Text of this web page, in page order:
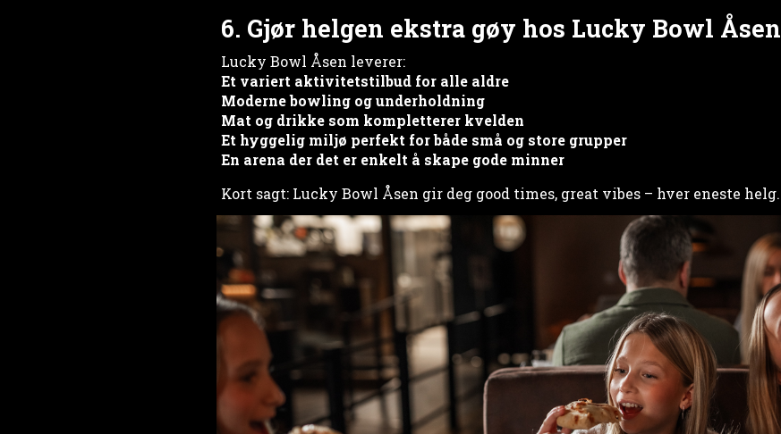
6. Gjør helgen ekstra gøy hos Lucky Bowl Åsen
Lucky Bowl Åsen leverer:
Et variert aktivitetstilbud for alle aldre
Moderne bowling og underholdning
Mat og drikke som kompletterer kvelden
Et hyggelig miljø perfekt for både små og store grupper
En arena der det er enkelt å skape gode minner
Kort sagt: Lucky Bowl Åsen gir deg good times, great vibes – hver eneste helg.